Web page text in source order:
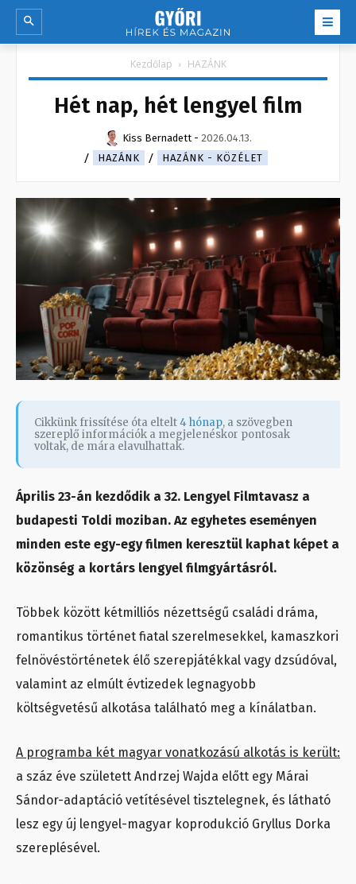
Kezdőlap HAZÁNK
Hét nap, hét lengyel film
Kiss Bernadett - 2026.04.13.
HAZÁNK
HAZÁNK - KÖZÉLET
Cikkünk frissítése óta eltelt4 hónap, a szövegben
szereplő információk a megjelenéskor pontosak
voltak, de mára elavulhattak.
Április 23-án kezdődik a 32. Lengyel Filmtavasz a
budapesti Toldi moziban. Az egyhetes eseményen
minden este egy-egy filmen keresztül kaphat képet a
közönség a kortárs lengyel filmgyártásról.
Többek között kétmilliós nézettségű családi dráma,
romantikus történet fiatal szerelmesekkel, kamaszkori
felnövéstörténetek élő szerepjátékkal vagy dzsúdóval,
valamint az elmúlt évtizedek legnagyobb
költségvetésű alkotása található meg a kínálatban.
A programba két magyar vonatkozású alkotás is került:
a száz éve született Andrzej Wajda előtt egy Márai
Sándor-adaptáció vetítésével tisztelegnek, és látható
lesz egy új lengyel-magyar koprodukció Gryllus Dorka
szereplésével.